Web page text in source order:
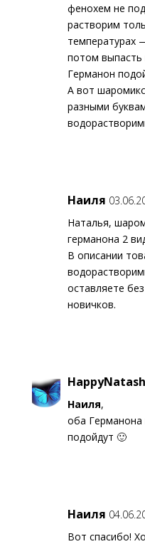
фенохем не
растворим
температурах
потом выпасть
Германон
А вот
разными
Наиля
Наталья,
германона 2
В описании
оставляете
новичков.
Наиля,
оба Германона
подойдут 🙂
Наиля
Вот спасибо!